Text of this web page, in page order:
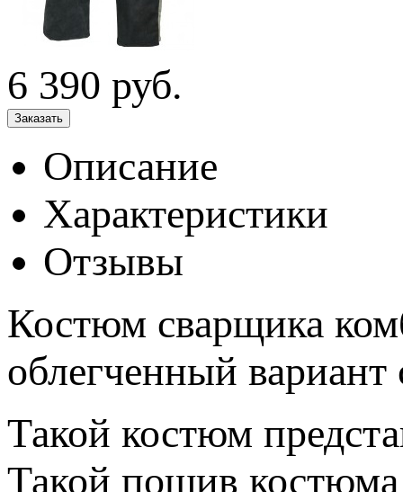
6 390 руб.
Описание
Характеристики
Отзывы
Костюм сварщика
облегченный вариант
Такой костюм
Такой пошив костюма